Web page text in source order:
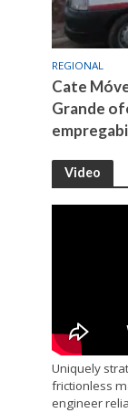
REGIONAL
Cate
Grande
Video
Uniquely
frictionless
engineer